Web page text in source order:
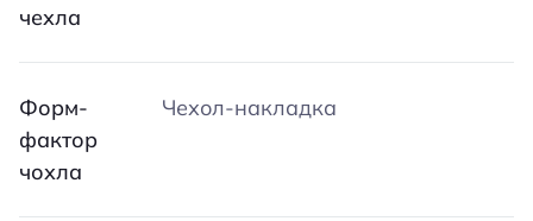
чехла
Форм-
фактор
чохла
Чехол-накладка